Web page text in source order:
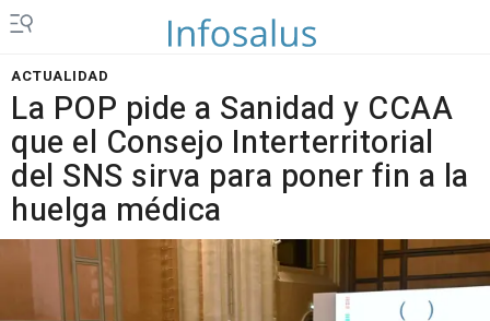
ACTUALIDAD
La POP pide a Sanidad y CCAA
que el Consejo Interterritorial
del SNS sirva para poner fin a la
huelga médica